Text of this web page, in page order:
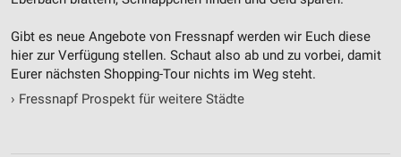
Gibt es neue Angebote von Fressnapf werden wir Euch diese
hier zur Verfügung stellen. Schaut also ab und zu vorbei, damit
Eurer nächsten Shopping-Tour nichts im Weg steht.
› Fressnapf Prospekt für weitere Städte